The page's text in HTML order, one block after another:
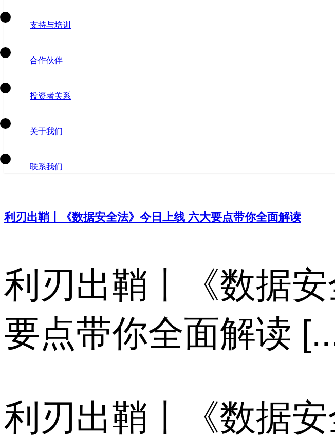
支持与培训
合作伙伴
投资者关系
关于我们
联系我们
利刃出鞘丨《数据安全法》今日上线 六大要点带你全面解读
利刃出鞘丨《数据
要点带你全面解读
利刃出鞘丨《数据